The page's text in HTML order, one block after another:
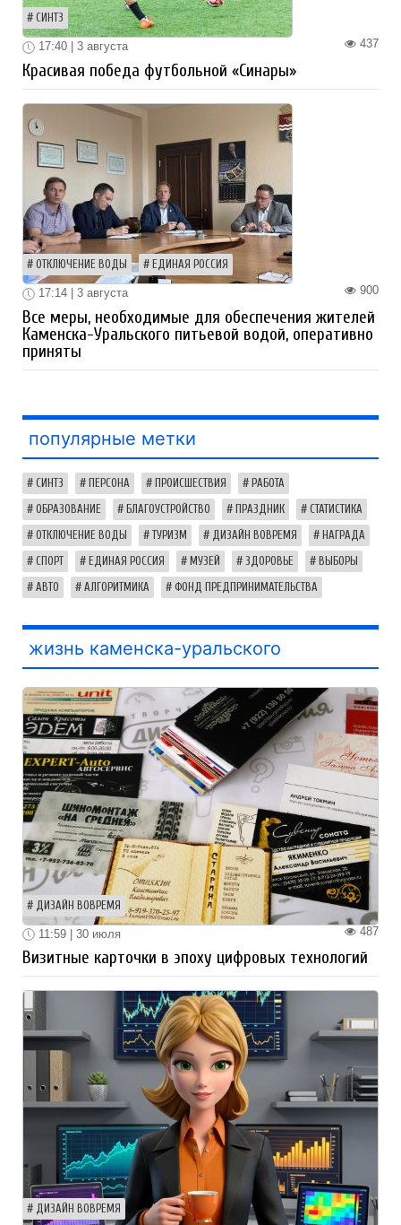
СИНТЗ
437
17:40 | 3 августа
Красивая победа футбольной «Синары»
ОТКЛЮЧЕНИЕ ВОДЫ ЕДИНАЯ РОССИЯ
900
17:14 | 3 августа
Все меры, необходимые для обеспечения жителей
Каменска-Уральского питьевой водой, оперативно
приняты
популярные метки
СИНТЗ ПЕРСОНА ПРОИСШЕСТВИЯ РАБОТА
ОБРАЗОВАНИЕ БЛАГОУСТРОЙСТВО ПРАЗДНИК СТАТИСТИКА
ОТКЛЮЧЕНИЕ ВОДЫ ТУРИЗМ ДИЗАЙН ВОВРЕМЯ НАГРАДА
СПОРТ ЕДИНАЯ РОССИЯ МУЗЕЙ ЗДОРОВЬЕ ВЫБОРЫ
АВТО АЛГОРИТМИКА ФОНД ПРЕДПРИНИМАТЕЛЬСТВА
жизнь каменска-уральского
ДИЗАЙН ВОВРЕМЯ
487
11:59 | 30 июля
Визитные карточки в эпоху цифровых технологий
ДИЗАЙН ВОВРЕМЯ